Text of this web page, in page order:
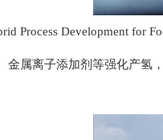
Process Development for
金属离子添加剂等强化产